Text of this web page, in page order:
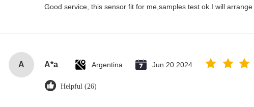
Good service, this sensor fit for me,samples test ok.I will arrange
A A*a Argentina Jun 20.2024
Helpful (26)